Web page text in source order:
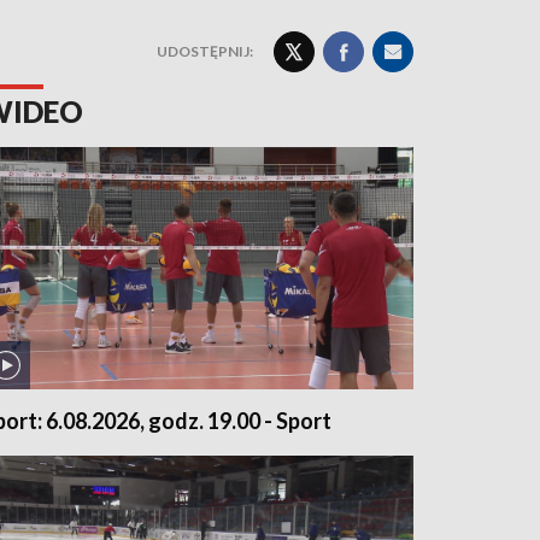
UDOSTĘPNIJ:
6.08.2026, godz. 19.00 - Sport